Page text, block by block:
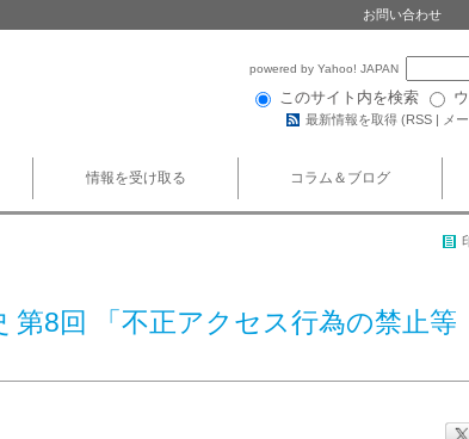
お問い合わせ
powered by Yahoo! JAPAN
このサイト内を検索
最新情報を取得 (RSS | メ
情報を受け取る コラム＆ブログ
8回 「不正アクセス行為の禁止等